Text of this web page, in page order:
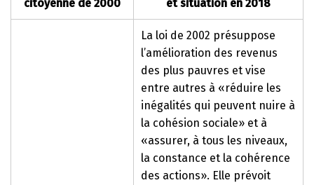
citoyenne de 2000 et situation en 2018
La loi de 2002 présuppose
l’amélioration des revenus
des plus pauvres et vise
entre autres à «réduire les
inégalités qui peuvent nuire à
la cohésion sociale» et à
«assurer, à tous les niveaux,
la constance et la cohérence
des actions». Elle prévoit